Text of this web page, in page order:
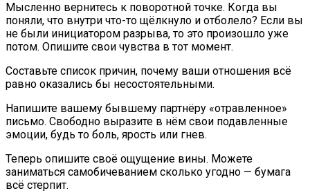
Мысленно вернитесь к поворотной точке. Когда вы
поняли, что внутри что-то щёлкнуло и отболело? Если вы
не были инициатором разрыва, то это произошло уже
потом. Опишите свои чувства в тот момент.
Составьте список причин, почему ваши отношения всё
равно оказались бы несостоятельными.
Напишите вашему бывшему партнёру «отравленное»
письмо. Свободно выразите в нём свои подавленные
эмоции, будь то боль, ярость или гнев.
Теперь опишите своё ощущение вины. Можете
заниматься самобичеванием сколько угодно — бумага
всё стерпит.